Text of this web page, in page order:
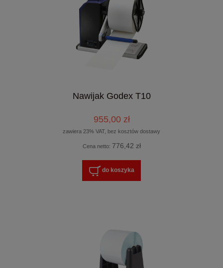
Nawijak Godex T10
955,00 zł
zawiera 23% VAT, bez kosztów dostawy
Cena netto: 776,42 zł
do koszyka